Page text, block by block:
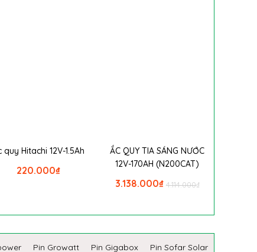
quy Hitachi 12V-1.5Ah
₫
220.000
ẮC QUY TIA SÁNG NƯỚC
12V-170AH (N200CAT)
₫
4.114.000
₫
3.138.000
Pin Growatt Pin Gigabox Pin Sofar Solar